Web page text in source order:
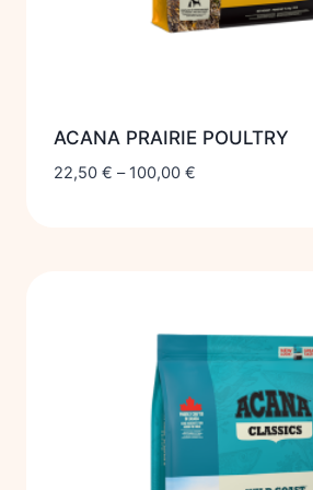
ACANA PRAIRIE POULTRY
22,50 € – 100,00 €